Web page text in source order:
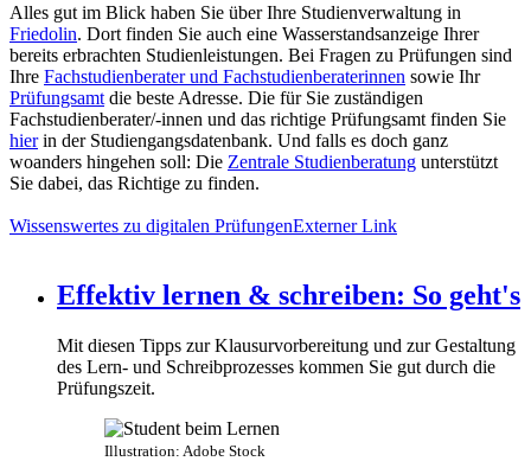
Alles gut im Blick haben Sie über Ihre Studienverwaltung in
Friedolin. Dort finden Sie auch eine Wasserstandsanzeige Ihrer
bereits erbrachten Studienleistungen. Bei Fragen zu Prüfungen sind
Ihre Fachstudienberater und Fachstudienberaterinnen sowie Ihr
Prüfungsamt die beste Adresse. Die für Sie zuständigen
Fachstudienberater/-innen und das richtige Prüfungsamt finden Sie
hierin der Studiengangsdatenbank. Und falls es doch ganz
woanders hingehen soll: Die Zentrale Studienberatung unterstützt
Sie dabei, das Richtige zu finden.
Wissenswertes zu digitalen PrüfungenExterner Link
Effektiv lernen & schreiben: So geht's
Mit diesen Tipps zur Klausurvorbereitung und zur Gestaltung
des Lern- und Schreibprozesses kommen Sie gut durch die
Prüfungszeit.
Illustration: Adobe Stock